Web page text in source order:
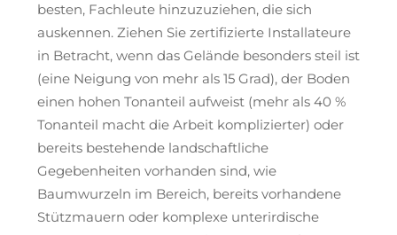
besten, Fachleute hinzuzuziehen, die sich
auskennen. Ziehen Sie zertifizierte Installateure
in Betracht, wenn das Gelände besonders steil ist
(eine Neigung von mehr als 15 Grad), der Boden
einen hohen Tonanteil aufweist (mehr als 40 %
Tonanteil macht die Arbeit komplizierter) oder
bereits bestehende landschaftliche
Gegebenheiten vorhanden sind, wie
Baumwurzeln im Bereich, bereits vorhandene
Stützmauern oder komplexe unterirdische